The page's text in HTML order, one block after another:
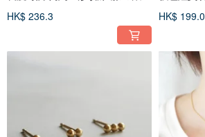
HK$ 236.3 HK$ 199.0